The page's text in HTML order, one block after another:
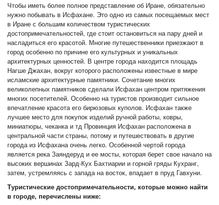
Чтобы иметь более полное представление об Иране, обязательно
нужно побывать в Исфахане. Это одно из самых посещаемых мест
в Иране с большим количеством туристических
достопримечательностей, где стоит остановиться на пару дней и
насладиться его красотой. Многие путешественники приезжают в
город особенно по причине его культурных и уникальных
архитектурных ценностей. В центре города находится площадь
Нагше Джахан, вокруг которого расположены известные в мире
исламские архитектурные памятники. Сочетание многих
великолепных памятников сделали Исфахан центром притяжения
многих посетителей. Особенно на туристов производит сильное
впечатление красота его бирюзовых куполов. Исфахан также
лучшее место для покупок изделий ручной работы, ковры,
миниатюры, чеканка и тд Провинция Исфахан расположена в
центральной части страны, потому и путешествовать в другие
города из Исфахана очень легко. Особенной чертой города
является река Заяндеруд и ее мосты, которая берет свое начало на
высоких вершинах Зард-Кух Бахтиарии и горной гряды Кухранг,
затем, устремляясь с запада на восток, впадает в пруд Гавхуни.
Туристические достопримечательности, которые можно найти
в городе, перечислены ниже: